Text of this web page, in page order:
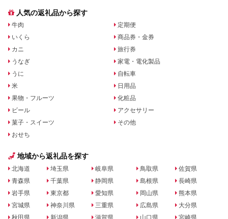
人気の返礼品から探す
牛肉
いくら
カニ
うなぎ
うに
米
果物・フルーツ
ビール
菓子・スイーツ
おせち
定期便
商品券・金券
旅行券
家電・電化製品
自転車
日用品
化粧品
アクセサリー
その他
地域から返礼品を探す
北海道
青森県
岩手県
宮城県
秋田県
埼玉県
千葉県
東京都
神奈川県
新潟県
岐阜県
静岡県
愛知県
三重県
滋賀県
鳥取県
島根県
岡山県
広島県
山口県
佐賀県
長崎県
熊本県
大分県
宮崎県